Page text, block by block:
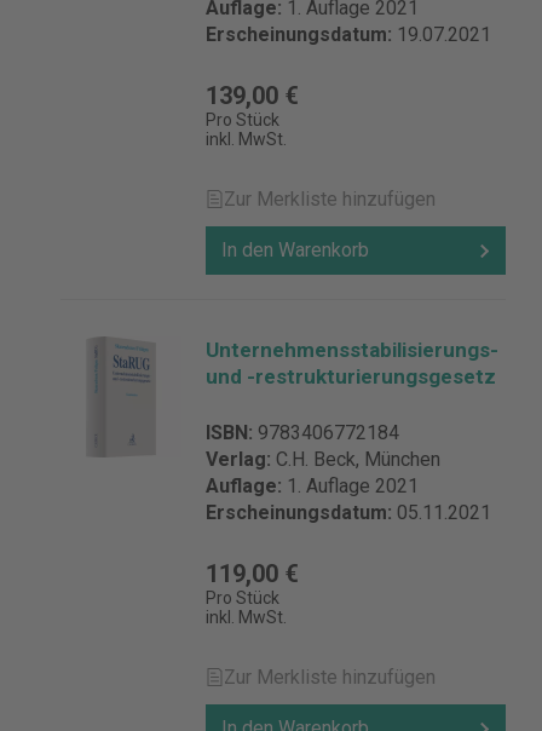
Auflage: 1. Auflage 2021
Erscheinungsdatum: 19.07.2021
139,00 €
Pro Stück
inkl. MwSt.
Zur Merkliste hinzufügen
In den Warenkorb
Unternehmensstabilisierungs-
und -restrukturierungsgesetz
ISBN: 9783406772184
Verlag: C.H. Beck, München
Auflage: 1. Auflage 2021
Erscheinungsdatum: 05.11.2021
119,00 €
Pro Stück
inkl. MwSt.
Zur Merkliste hinzufügen